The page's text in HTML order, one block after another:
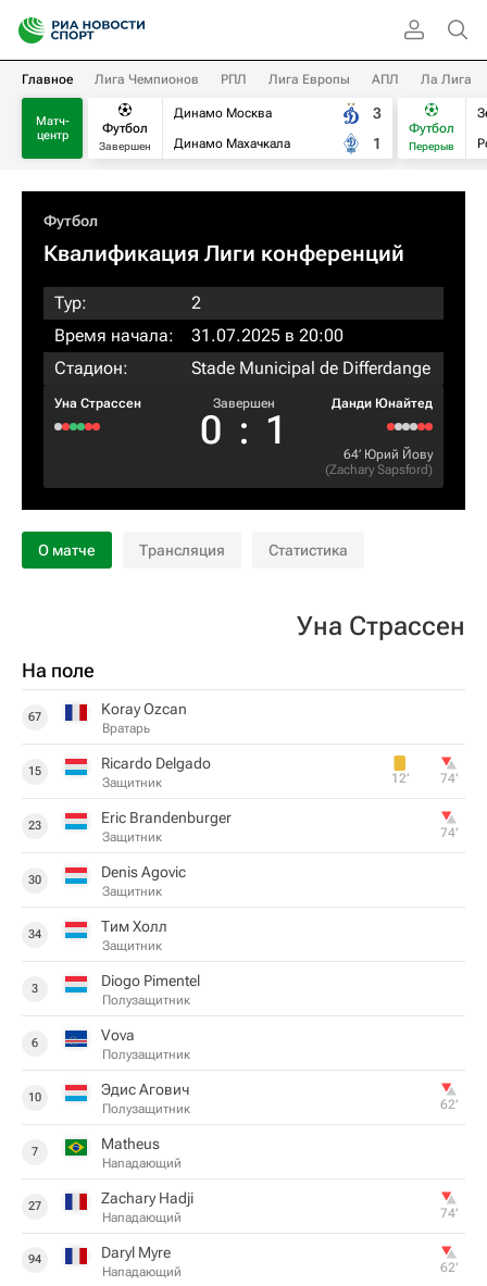
Главное Лига Чемпионов РПЛ Лига Европы АПЛ Ла Лига
Матч-
центр
Футбол
Завершен
Динамо Москва
Динамо Махачкала
3
1
Футбол
Перерыв
Футбол
Квалификация Лиги конференций
Тур:
2
Время начала:
31.07.2025 в 20:00
Стадион:
Stade Municipal de Differdange
Уна Страссен Завершен
0 : 1
Данди Юнайтед
64‎’‎ Юрий Йову
(Zachary Sapsford)
О матче Трансляция Статистика
Уна Страссен
На поле
67 Koray Ozcan
Вратарь
15 Ricardo Delgado
Защитник 12‎’‎ 74‎’‎
23 Eric Brandenburger
Защитник 74‎’‎
30 Denis Agovic
Защитник
34 Тим Холл
Защитник
3 Diogo Pimentel
Полузащитник
6 Vova
Полузащитник
10 Эдис Агович
Полузащитник 62‎’‎
7 Matheus
Нападающий
27 Zachary Hadji
Нападающий 74‎’‎
94 Daryl Myre
Нападающий 62‎’‎